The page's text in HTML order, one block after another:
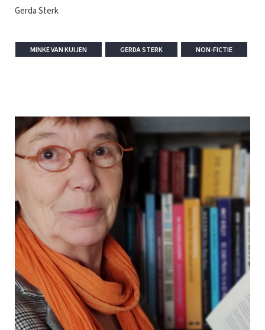
Gerda Sterk
MINKE VAN KUIJEN GERDA STERK NON-FICTIE